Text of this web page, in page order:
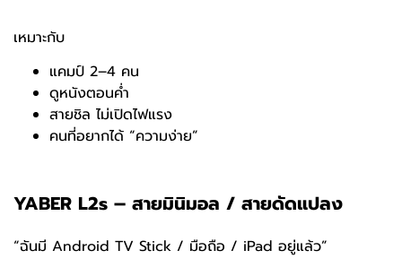
เหมาะกับ
แคมป์ 2–4 คน
ดูหนังตอนค่ำ
สายชิล ไม่เปิดไฟแรง
คนที่อยากได้ “ความง่าย”
YABER L2s – สายมินิมอล / สายดัดแปลง
“ฉันมี Android TV Stick / มือถือ / iPad อยู่แล้ว”